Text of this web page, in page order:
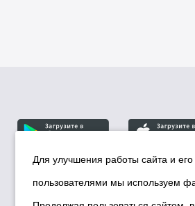
© Департамент
города Новосибирска, 2026
Для улучшения работы сайта и
пользователями мы используем